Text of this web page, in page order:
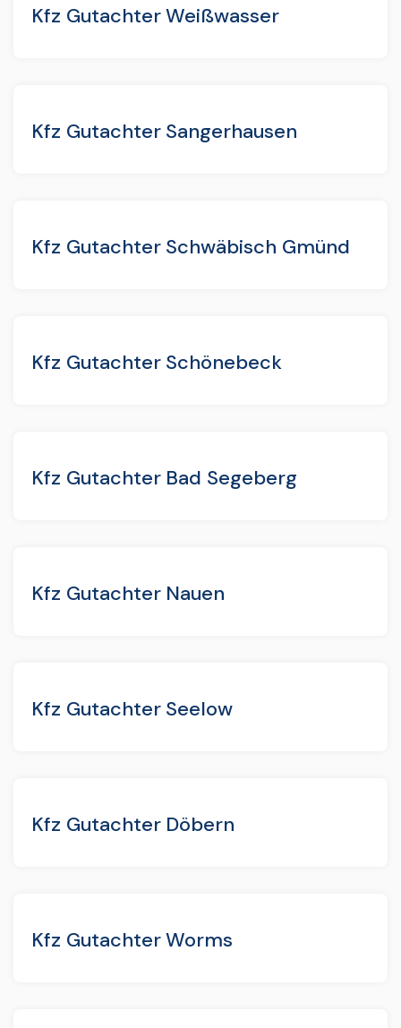
Kfz Gutachter Weißwasser
Kfz Gutachter Sangerhausen
Kfz Gutachter Schwäbisch Gmünd
Kfz Gutachter Schönebeck
Kfz Gutachter Bad Segeberg
Kfz Gutachter Nauen
Kfz Gutachter Seelow
Kfz Gutachter Döbern
Kfz Gutachter Worms